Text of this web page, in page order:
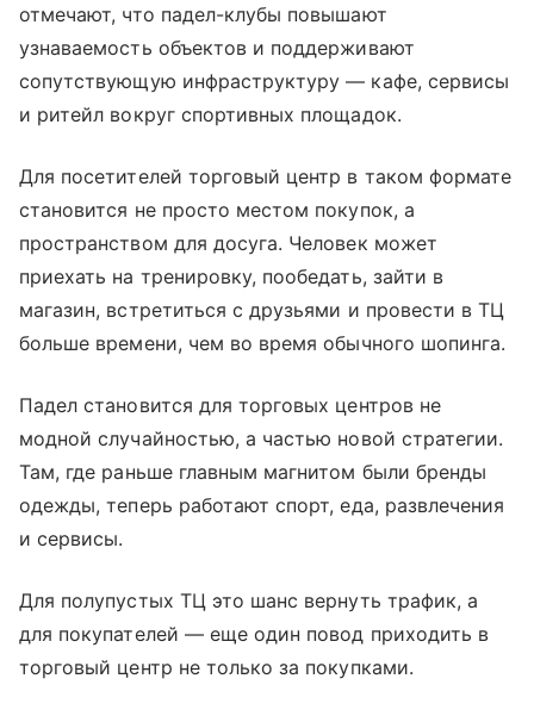
отмечают, что падел-клубы повышают
узнаваемость объектов и поддерживают
сопутствующую инфраструктуру — кафе, сервисы
и ритейл вокруг спортивных площадок.
Для посетителей торговый центр в таком формате
становится не просто местом покупок, а
пространством для досуга. Человек может
приехать на тренировку, пообедать, зайти в
магазин, встретиться с друзьями и провести в ТЦ
больше времени, чем во время обычного шопинга.
Падел становится для торговых центров не
модной случайностью, а частью новой стратегии.
Там, где раньше главным магнитом были бренды
одежды, теперь работают спорт, еда, развлечения
и сервисы.
Для полупустых ТЦ это шанс вернуть трафик, а
для покупателей — еще один повод приходить в
торговый центр не только за покупками.